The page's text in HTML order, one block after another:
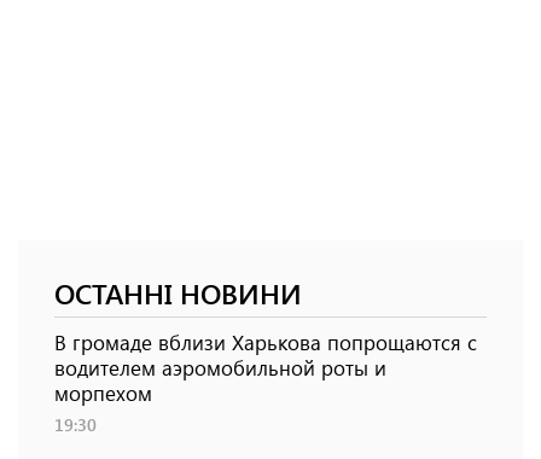
ОСТАННІ НОВИНИ
В громаде вблизи Харькова попрощаются с
водителем аэромобильной роты и
морпехом
19:30